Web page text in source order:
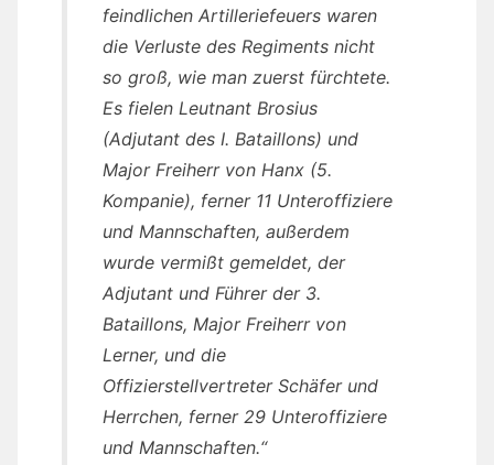
feindlichen Artilleriefeuers waren
die Verluste des Regiments nicht
so groß, wie man zuerst fürchtete.
Es fielen Leutnant Brosius
(Adjutant des I. Bataillons) und
Major Freiherr von Hanx (5.
Kompanie), ferner 11 Unteroffiziere
und Mannschaften, außerdem
wurde vermißt gemeldet, der
Adjutant und Führer der 3.
Bataillons, Major Freiherr von
Lerner, und die
Offizierstellvertreter Schäfer und
Herrchen, ferner 29 Unteroffiziere
und Mannschaften.“